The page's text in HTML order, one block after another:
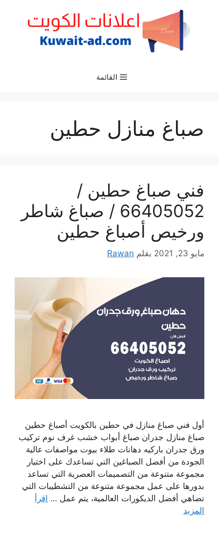
القائمة
صباغ منازل حطين
فني صباغ حطين /
66405052 / صباغ شاطر
ورخيص أصباغ حطين
مايو 23, 2021 بقلم Rawan
أول فني صباغ منازل في حطين بالكويت أصباغ حطين
صباغ منازل جدران صباغ أبواب خشب غرف نوم تركيب
ورق جدران باركيه دهانات طلاء بيوت مواصفات عالية
الجودة من أفضل الصباغين التي تساعدك على اختيار
مجموعة متنوعة من التصميمات العصرية التي تساعد
بدورها على عمل مجموعة متنوعة من التشطيبات التي
تضاهي أفضل الديكورات العالمية، يتم عمل … اقرأ
المزيد